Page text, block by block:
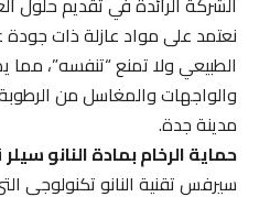
نعتمد على مواد عازلة ذات جودة
الطبيعي ولا تمنع “تنفسه”، مما
والواجهات والمغاسل من الرطوبة
مدينة جدة.
حماية الرخام بمادة النانو سيلر
سيرفس تقنية النانو تكنولوجي